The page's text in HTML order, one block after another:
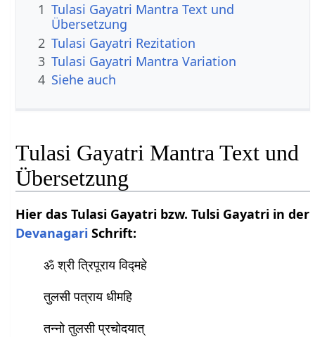
1 Tulasi Gayatri Mantra Text und
Übersetzung
2 Tulasi Gayatri Rezitation
3 Tulasi Gayatri Mantra Variation
4 Siehe auch
Tulasi Gayatri Mantra Text und
Übersetzung
Hier das Tulasi Gayatri bzw. Tulsi Gayatri in der
Devanagari Schrift:
ॐ श्री त्रिपूराय विद्महे
तुलसी पत्राय धीमहि
तन्नो तुलसी प्रचोदयात्